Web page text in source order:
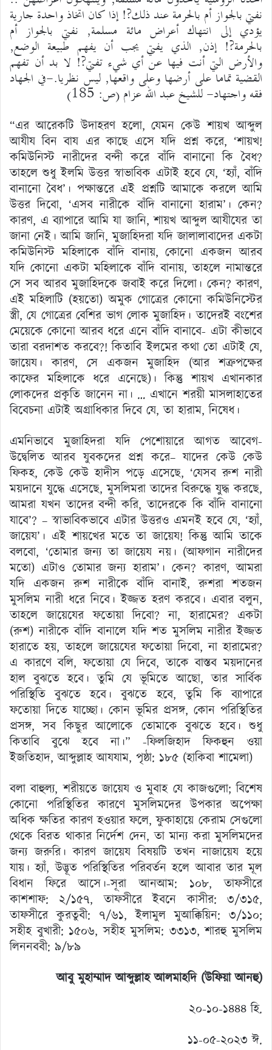
نفتي بالجواز أم بالحرمة عند ذلك?! إذا كان اتخاذ واحدة جارية
يؤدي إلى انتهاك أعراض مائة مسلمة, نفتي بالجواز أم
بالحرمة?! إذن, الذي يفتي يجب أن يفهم طبيعة الوضع,
والأرض التي أنت فيها عن أي شيء تفتي?! لا بد أن تفهم
القضية تماما على أرضها وعلى واقعها, ليس نظريا.-في الجهاد
فقه واجتهاد- للشيخ عبد الله عزام (ص: 185)
“এর আরেকটি উদাহরণ হলো, যেমন কেউ শায়খ আব্দুল
আযীয বিন বায এর কাছে এসে যদি প্রশ্ন করে, ‘শায়খ!
কমিউনিস্ট নারীদের বন্দী করে বাঁদি বানানো কি বৈধ?
তাহলে শুধু ইলমি উত্তর স্বাভাবিক এটাই হবে যে, ‘হ্যাঁ, বাঁদি
বানানো বৈধ’। পক্ষান্তরে এই প্রশ্নটি আমাকে করলে আমি
উত্তর দিবো, ‘এসব নারীকে বাঁদি বানানো হারাম’। কেন?
কারণ, এ ব্যাপারে আমি যা জানি, শায়খ আব্দুল আযীযের তা
জানা নেই। আমি জানি, মুজাহিদরা যদি জালালাবাদের একটা
কমিউনিস্ট মহিলাকে বাঁদি বানায়, কোনো একজন আরব
যদি কোনো একটা মহিলাকে বাঁদি বানায়, তাহলে নামান্তরে
সে সব আরব মুজাহিদকে জবাই করে দিলো। কেন? কারণ,
এই মহিলাটি (হয়তো) অমুক গোত্রের কোনো কমিউনিস্টের
স্ত্রী, যে গোত্রের বেশির ভাগ লোক মুজাহিদ। তাদেরই বংশের
মেয়েকে কোনো আরব ধরে এনে বাঁদি বানাবে- এটা কীভাবে
তারা বরদাশত করবে?! কিতাবি ইলমের কথা তো এটাই যে,
জায়েয। কারণ, সে একজন মুজাহিদ (আর শত্রুপক্ষের
কাফের মহিলাকে ধরে এনেছে)। কিন্তু শায়খ এখানকার
লোকদের প্রকৃতি জানেন না। … এখানে শরয়ী মাসলাহাতের
বিবেচনা এটাই অগ্রাধিকার দিবে যে, তা হারাম, নিষেধ।
এমনিভাবে মুজাহিদরা যদি পেশোয়ারে আগত আবেগ-
উদ্বেলিত আরব যুবকদের প্রশ্ন করে– যাদের কেউ কেউ
ফিকহ, কেউ কেউ হাদীস পড়ে এসেছে, ‘যেসব রুশ নারী
ময়দানে যুদ্ধে এসেছে, মুসলিমরা তাদের বিরুদ্ধে যুদ্ধ করছে,
আমরা যখন তাদের বন্দী করি, তাদেরকে কি বাঁদি বানানো
যাবে’? – স্বাভাবিকভাবে এটার উত্তরও এমনই হবে যে, ‘হ্যাঁ,
জায়েয’। এই শায়খের মতে তা জায়েয! কিন্তু আমি তাকে
বলবো, ‘তোমার জন্য তা জায়েয নয়। (আফগান নারীদের
মতো) এটাও তোমার জন্য হারাম’। কেন? কারণ, আমরা
যদি একজন রুশ নারীকে বাঁদি বানাই, রুশরা শতজন
মুসলিম নারী ধরে নিবে। ইজ্জত হরণ করবে। এবার বলুন,
তাহলে জায়েযের ফতোয়া দিবো? না, হারামের? একটা
(রুশ) নারীকে বাঁদি বানালে যদি শত মুসলিম নারীর ইজ্জত
হারাতে হয়, তাহলে জায়েযের ফতোয়া দিবো, না হারামের?
এ কারণে বলি, ফতোয়া যে দিবে, তাকে বাস্তব ময়দানের
হাল বুঝতে হবে। তুমি যে ভূমিতে আছো, তার সার্বিক
পরিস্থিতি বুঝতে হবে। বুঝতে হবে, তুমি কি ব্যাপারে
ফতোয়া দিতে যাচ্ছো। কোন ভূমির প্রসঙ্গ, কোন পরিস্থিতির
প্রসঙ্গ, সব কিছুর আলোকে তোমাকে বুঝতে হবে। শুধু
কিতাবি বুঝে হবে না।” -ফিলজিহাদ ফিকহুন ওয়া
ইজতিহাদ, আব্দুল্লাহ আযযাম, পৃষ্ঠা: ১৮৫ (হাকিবা শামেলা)
বলা বাহুল্য, শরীয়তে জায়েয ও মুবাহ যে কাজগুলো; বিশেষ
কোনো পরিস্থিতির কারণে মুসলিমদের উপকার অপেক্ষা
অধিক ক্ষতির কারণ হওয়ার ফলে, ফুকাহায়ে কেরাম সেগুলো
থেকে বিরত থাকার নির্দেশ দেন, তা মান্য করা মুসলিমদের
জন্য জরুরি। কারণ জায়েয বিষয়টি তখন নাজায়েয হয়ে
যায়। হ্যাঁ, উদ্ভূত পরিস্থিতির পরিবর্তন হলে আবার তার মূল
বিধান ফিরে আসে।-সূরা আনআম: ১০৮, তাফসীরে
কাশশাফ: ২/১৫৭, তাফসীরে ইবনে কাসীর: ৩/৩১৫,
তাফসীরে কুরতুবী: ৭/৬১, ইলামুল মুআক্কিয়িন: ৩/১১০;
সহীহ বুখারী: ১৫০৬, সহীহ মুসলিম: ৩৩১৩, শারহু মুসলিম
লিননববী: ৯/৮৯
আবু মুহাম্মাদ আব্দুল্লাহ আলমাহদি (উফিয়া আনহু)
২০-১০-১৪৪৪ হি.
১১-০৫-২০২৩ ঈ.